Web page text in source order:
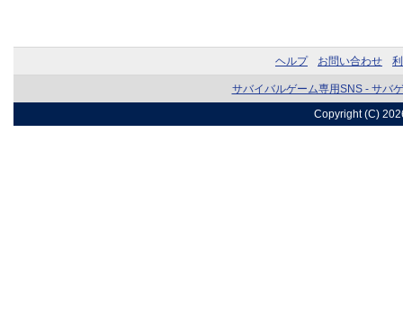
ヘルプ お問い合わせ
サバイバルゲーム専用SNS - サバ
Copyright (C)